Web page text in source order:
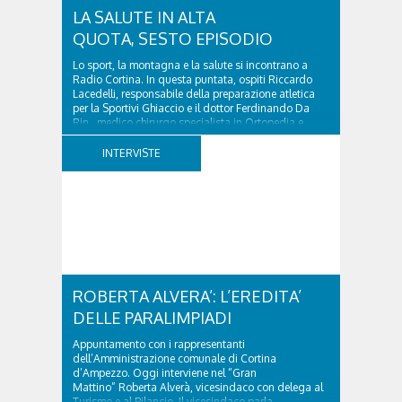
LA SALUTE IN ALTA
QUOTA, SESTO EPISODIO
Lo sport, la montagna e la salute si incontrano a
Radio Cortina. In questa puntata, ospiti Riccardo
Lacedelli, responsabile della preparazione atletica
per la Sportivi Ghiaccio e il dottor Ferdinando Da
Rin, medico chirurgo specialista in Ortopedia e
Traumatologia di Ospedale Cortina. GVM...
INTERVISTE
ROBERTA ALVERA’: L’EREDITA’
DELLE PARALIMPIADI
Appuntamento con i rappresentanti
dell’Amministrazione comunale di Cortina
d’Ampezzo. Oggi interviene nel “Gran
Mattino” Roberta Alverà, vicesindaco con delega al